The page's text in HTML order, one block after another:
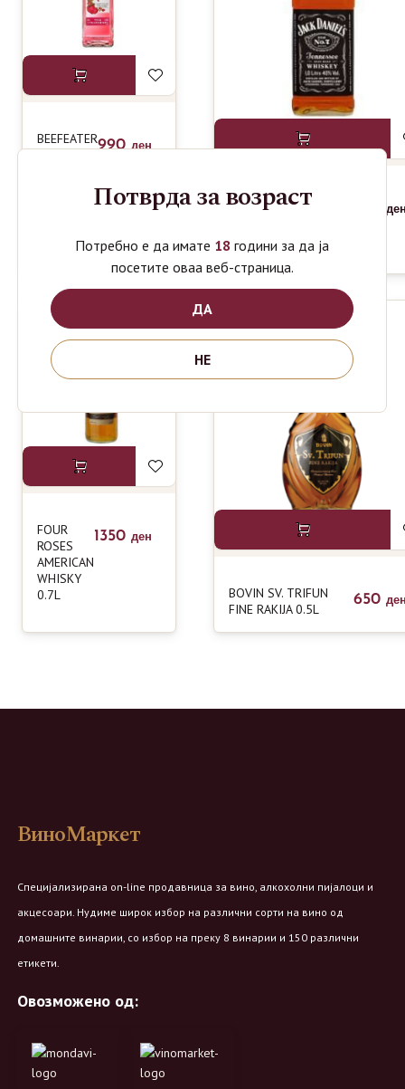
BEEFEATER
GIN PINK
990ден
JACK
1L
1850
FOUR
ROSES
AMERICAN
WHISKY
0.7L
1350 ден
BOVIN SV. TRIFUN
FINE RAKIJA 0.5L
650
ВиноМаркет
Специјализирана on-line продавница за вино, алкохолни пијалоци и
акцесоари. Нудиме широк избор на различни сорти на вино од
домашните винарии, со избор на преку 8 винарии и 150 различни
етикети.
Овозможено од:
Потврда за возраст
Потребно е да имате 18 години за да ја
посетите оваа веб-страница.
ДА
НЕ